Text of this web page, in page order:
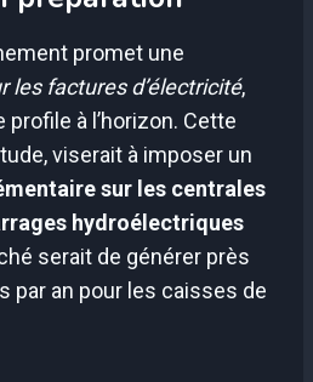
promet une
les factures d’électricité,
à l’horizon. Cette
viserait à imposer un
sur les centrales
hydroélectriques
serait de générer près
par an pour les caisses de